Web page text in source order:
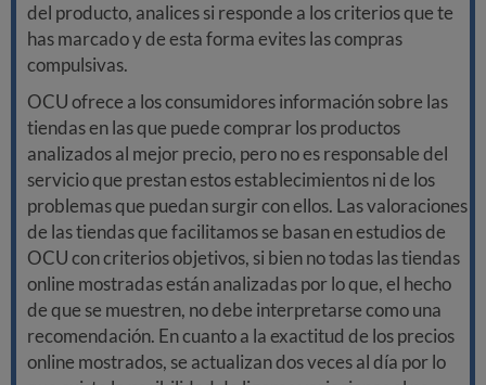
del producto, analices si responde a los criterios que te
has marcado y de esta forma evites las compras
compulsivas.
OCU ofrece a los consumidores información sobre las
tiendas en las que puede comprar los productos
analizados al mejor precio, pero no es responsable del
servicio que prestan estos establecimientos ni de los
problemas que puedan surgir con ellos. Las valoraciones
de las tiendas que facilitamos se basan en estudios de
OCU con criterios objetivos, si bien no todas las tiendas
online mostradas están analizadas por lo que, el hecho
de que se muestren, no debe interpretarse como una
recomendación. En cuanto a la exactitud de los precios
online mostrados, se actualizan dos veces al día por lo